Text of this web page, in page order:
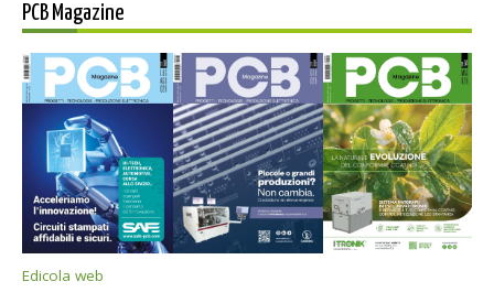
PCB Magazine
Edicola web